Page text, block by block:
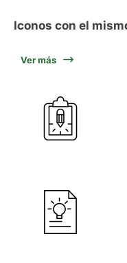
Iconos con el
Ver más